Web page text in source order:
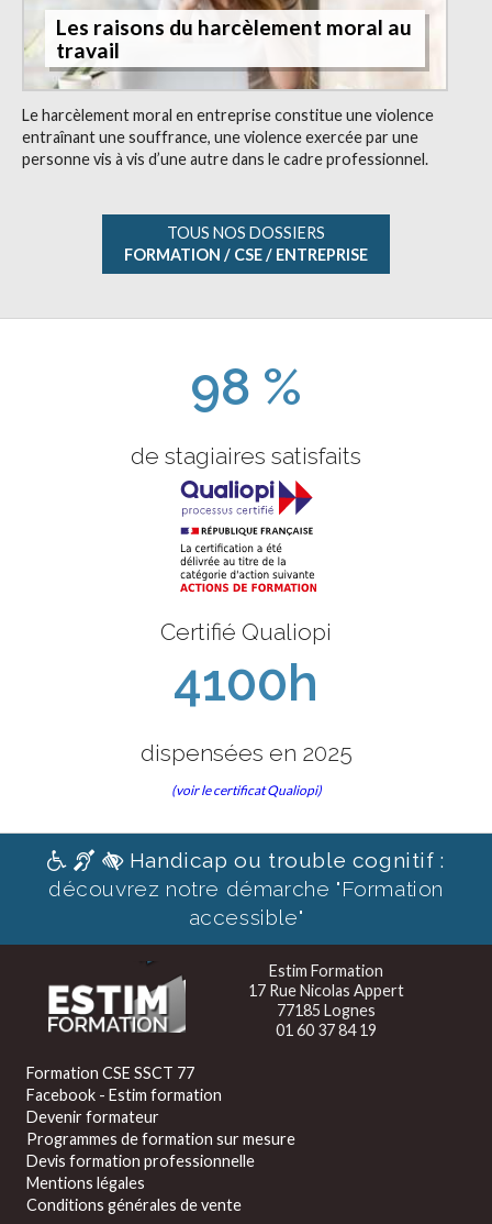
Les raisons du harcèlement moral au
travail
Le harcèlement moral en entreprise constitue une violence
entraînant une souffrance, une violence exercée par une
personne vis à vis d’une autre dans le cadre professionnel.
TOUS NOS DOSSIERS
FORMATION / CSE / ENTREPRISE
98 %
de stagiaires satisfaits
Certifié Qualiopi
4100h
dispensées en 2025
(voir le certificat Qualiopi)
Handicap ou trouble cognitif :
découvrez notre démarche "Formation
accessible"
Estim Formation
17 Rue Nicolas Appert
77185 Lognes
01 60 37 84 19
Formation CSE SSCT 77
Facebook - Estim formation
Devenir formateur
Programmes de formation sur mesure
Devis formation professionnelle
Mentions légales
Conditions générales de vente